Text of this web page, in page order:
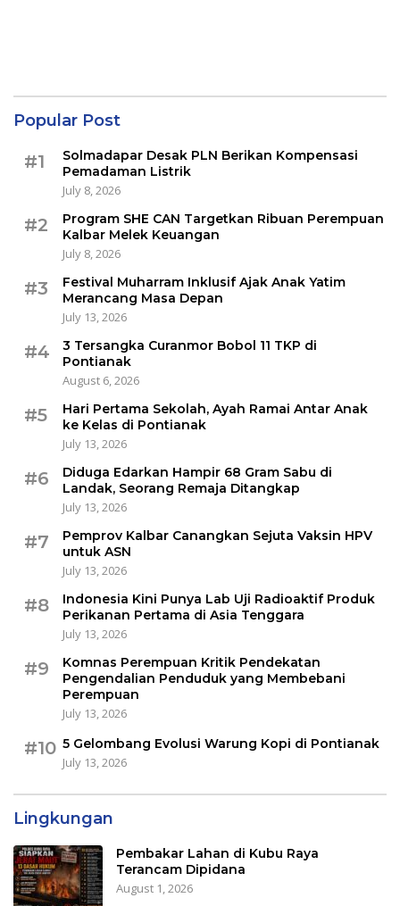
Popular Post
#1
Solmadapar Desak PLN Berikan Kompensasi
Pemadaman Listrik
July 8, 2026
#2
Program SHE CAN Targetkan Ribuan Perempuan
Kalbar Melek Keuangan
July 8, 2026
#3
Festival Muharram Inklusif Ajak Anak Yatim
Merancang Masa Depan
July 13, 2026
#4
3 Tersangka Curanmor Bobol 11 TKP di
Pontianak
August 6, 2026
#5
Hari Pertama Sekolah, Ayah Ramai Antar Anak
ke Kelas di Pontianak
July 13, 2026
#6
Diduga Edarkan Hampir 68 Gram Sabu di
Landak, Seorang Remaja Ditangkap
July 13, 2026
#7
Pemprov Kalbar Canangkan Sejuta Vaksin HPV
untuk ASN
July 13, 2026
#8
Indonesia Kini Punya Lab Uji Radioaktif Produk
Perikanan Pertama di Asia Tenggara
July 13, 2026
#9
Komnas Perempuan Kritik Pendekatan
Pengendalian Penduduk yang Membebani
Perempuan
July 13, 2026
#10 5 Gelombang Evolusi Warung Kopi di Pontianak
July 13, 2026
Lingkungan
Pembakar Lahan di Kubu Raya
Terancam Dipidana
August 1, 2026